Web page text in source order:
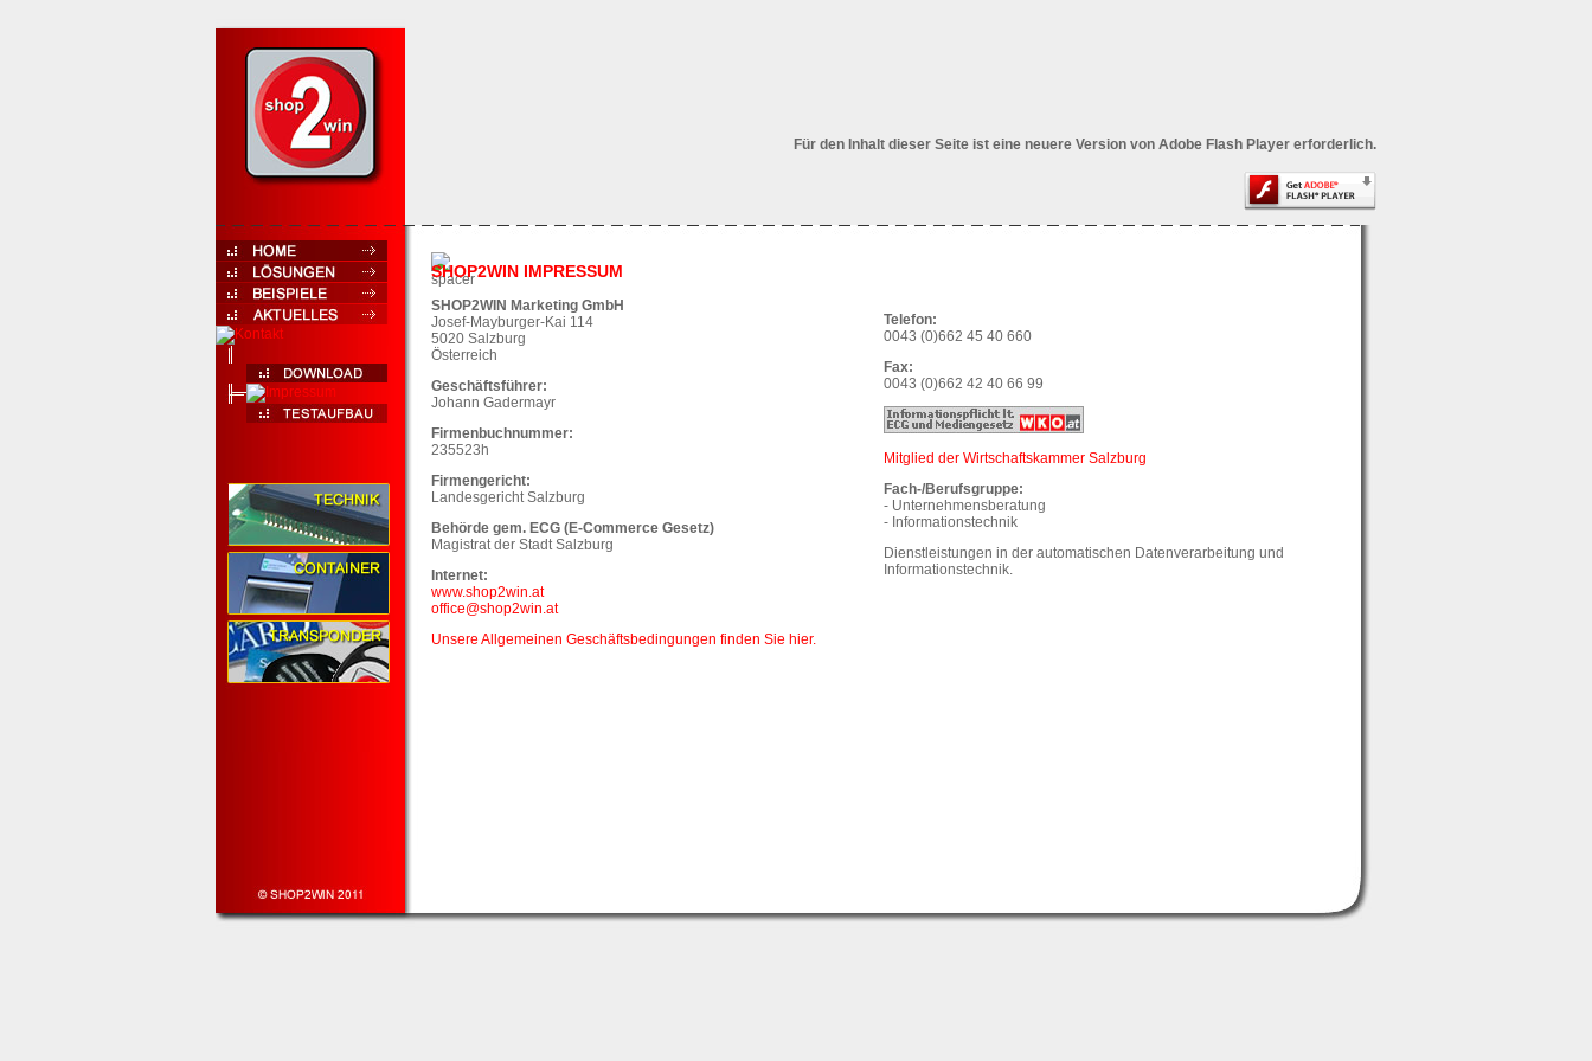
Für den Inhalt dieser Seite ist eine neuere Version von Adobe Flash Player erforderlich.
SHOP2WIN IMPRESSUM
SHOP2WIN Marketing GmbH
Josef-Mayburger-Kai 114
5020 Salzburg
Österreich
Geschäftsführer:
Johann Gadermayr
Firmenbuchnummer:
235523h
Firmengericht:
Landesgericht Salzburg
Behörde gem. ECG (E-Commerce Gesetz)
Magistrat der Stadt Salzburg
Internet:
www.shop2win.at
office@shop2win.at
Unsere Allgemeinen Geschäftsbedingungen finden Sie hier.
Telefon:
0043 (0)662 45 40 660
Fax:
0043 (0)662 42 40 66 99
Mitglied der Wirtschaftskammer Salzburg
Fach-/Berufsgruppe:
- Unternehmensberatung
- Informationstechnik
Dienstleistungen in der automatischen Datenverarbeitung und
Informationstechnik.